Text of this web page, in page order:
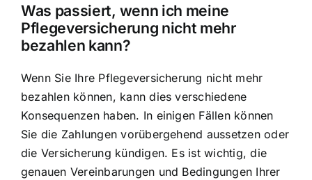
Was passiert, wenn ich meine
Pflegeversicherung nicht mehr
bezahlen kann?
Wenn Sie Ihre Pflegeversicherung nicht mehr
bezahlen können, kann dies verschiedene
Konsequenzen haben. In einigen Fällen können
Sie die Zahlungen vorübergehend aussetzen oder
die Versicherung kündigen. Es ist wichtig, die
genauen Vereinbarungen und Bedingungen Ihrer